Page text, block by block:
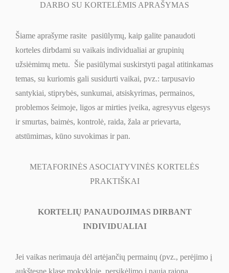
DARBO SU KORTELĖMIS APRAŠYMAS
Šiame aprašyme rasite pasiūlymų, kaip galite panaudoti
korteles dirbdami su vaikais individualiai ar grupinių
užsiėmimų metu. Šie pasiūlymai suskirstyti pagal atitinkamas
temas, su kuriomis gali susidurti vaikai, pvz.: tarpusavio
santykiai, stiprybės, sunkumai, atsiskyrimas, permainos,
problemos šeimoje, ligos ar mirties įveika, agresyvus elgesys
ir smurtas, baimės, kontrolė, raida, žala ar prievarta,
atstūmimas, kūno suvokimas ir pan.
METAFORINĖS ASOCIATYVINĖS KORTELĖS
PRAKTIŠKAI
KORTELIŲ PANAUDOJIMAS DIRBANT
INDIVIDUALIAI
Jei vaikas nerimauja dėl artėjančių permainų (pvz., perėjimo į